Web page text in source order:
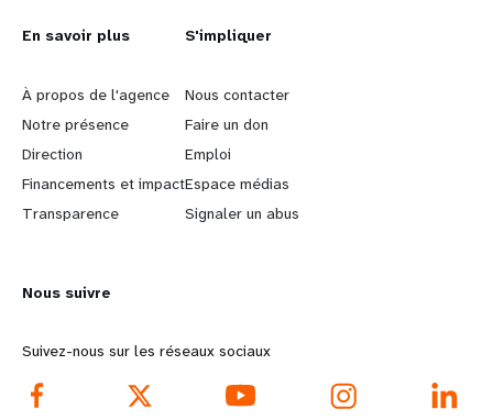
L
e
a
r
n
o
r
e
En savoir plus
À propos de l'agence
Notre présence
Direction
Financements et impact
Transparence
G
o
b
e
y
d
S'impliquer
Nous contacter
Faire un don
Emploi
Espace médias
Signaler un abus
Nous suivre
Suivez-nous sur les réseaux sociaux